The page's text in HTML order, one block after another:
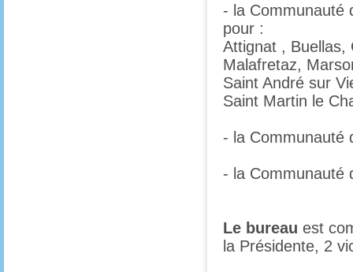
- la Communauté
pour :
Attignat , Buellas,
Malafretaz,
Saint André sur
Saint Martin le
- la Communauté
- la Communauté
Le bureau est
la Présidente, 2